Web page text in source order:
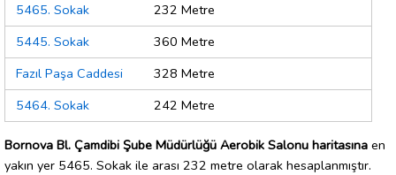
5465. Sokak
232 Metre
5445. Sokak
360 Metre
Fazıl Paşa Caddesi
328 Metre
5464. Sokak
242 Metre
Bornova Bl. Çamdibi Şube Müdürlüğü Aerobik Salonu haritasına en
yakın yer 5465. Sokak ile arası 232 metre olarak hesaplanmıştır.